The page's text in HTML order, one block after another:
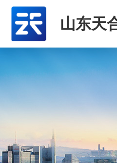
山东天